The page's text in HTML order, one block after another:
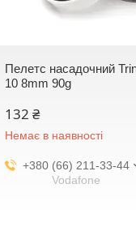
Пелетс насадочний
10 8mm 90g
132 ₴
Немає в наявності
+380 (66) 211-33-44
Vodafone